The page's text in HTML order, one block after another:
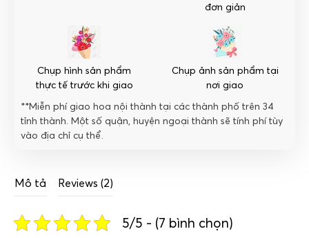
đơn giản
Chụp hình sản phẩm
thực tế trước khi giao
Chụp ảnh sản phẩm tại
nơi giao
**Miễn phí giao hoa nội thành tại các thành phố trên 34
tỉnh thành. Một số quận, huyện ngoại thành sẽ tính phí tùy
vào địa chỉ cụ thể.
Mô tả Reviews (2)
5/5 - (7 bình chọn)